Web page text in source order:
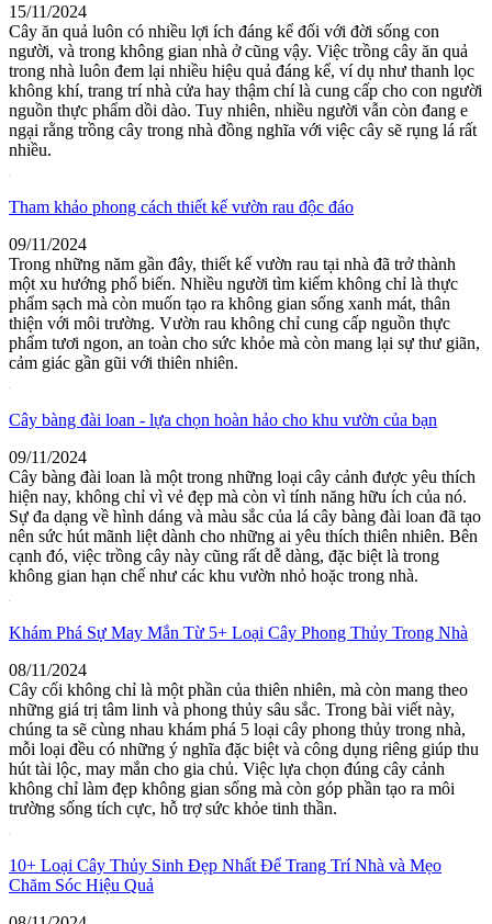
15/11/2024
Cây ăn quả luôn có nhiều lợi ích đáng kể đối với đời sống con
người, và trong không gian nhà ở cũng vậy. Việc trồng cây ăn quả
trong nhà luôn đem lại nhiều hiệu quả đáng kể, ví dụ như thanh lọc
không khí, trang trí nhà cửa hay thậm chí là cung cấp cho con người
nguồn thực phẩm dồi dào. Tuy nhiên, nhiều người vẫn còn đang e
ngại rằng trồng cây trong nhà đồng nghĩa với việc cây sẽ rụng lá rất
nhiều.
Tham khảo phong cách thiết kế vườn rau độc đáo
09/11/2024
Trong những năm gần đây, thiết kế vườn rau tại nhà đã trở thành
một xu hướng phổ biến. Nhiều người tìm kiếm không chỉ là thực
phẩm sạch mà còn muốn tạo ra không gian sống xanh mát, thân
thiện với môi trường. Vườn rau không chỉ cung cấp nguồn thực
phẩm tươi ngon, an toàn cho sức khỏe mà còn mang lại sự thư giãn,
cảm giác gần gũi với thiên nhiên.
Cây bàng đài loan - lựa chọn hoàn hảo cho khu vườn của bạn
09/11/2024
Cây bàng đài loan là một trong những loại cây cảnh được yêu thích
hiện nay, không chỉ vì vẻ đẹp mà còn vì tính năng hữu ích của nó.
Sự đa dạng về hình dáng và màu sắc của lá cây bàng đài loan đã tạo
nên sức hút mãnh liệt dành cho những ai yêu thích thiên nhiên. Bên
cạnh đó, việc trồng cây này cũng rất dễ dàng, đặc biệt là trong
không gian hạn chế như các khu vườn nhỏ hoặc trong nhà.
Khám Phá Sự May Mắn Từ 5+ Loại Cây Phong Thủy Trong Nhà
08/11/2024
Cây cối không chỉ là một phần của thiên nhiên, mà còn mang theo
những giá trị tâm linh và phong thủy sâu sắc. Trong bài viết này,
chúng ta sẽ cùng nhau khám phá 5 loại cây phong thủy trong nhà,
mỗi loại đều có những ý nghĩa đặc biệt và công dụng riêng giúp thu
hút tài lộc, may mắn cho gia chủ. Việc lựa chọn đúng cây cảnh
không chỉ làm đẹp không gian sống mà còn góp phần tạo ra môi
trường sống tích cực, hỗ trợ sức khỏe tinh thần.
10+ Loại Cây Thủy Sinh Đẹp Nhất Để Trang Trí Nhà và Mẹo
Chăm Sóc Hiệu Quả